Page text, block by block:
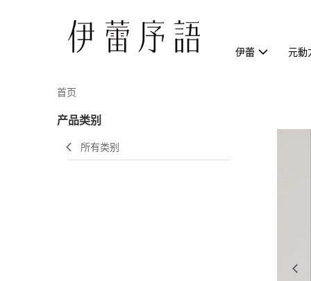
伊蕾 元動
首页
产品类别
所有类别